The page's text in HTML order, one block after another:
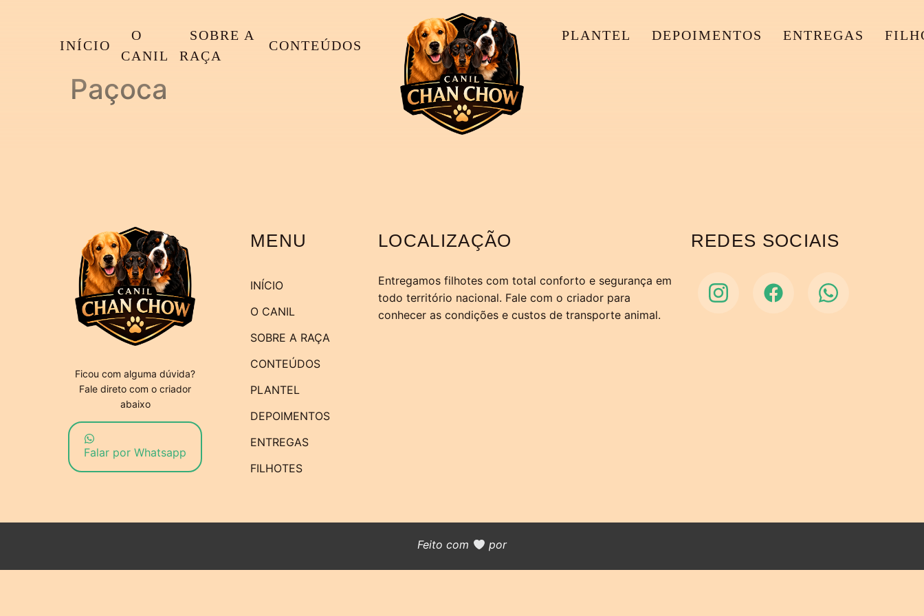
INÍCIO
O
CANIL
SOBRE A
RAÇA
CONTEÚDOS
PLANTEL DEPOIMENTOS ENTREGAS
Paçoca
Ficou com alguma dúvida?
Fale direto com o criador
abaixo
Falar por Whatsapp
MENU
INÍCIO
O CANIL
SOBRE A RAÇA
CONTEÚDOS
PLANTEL
DEPOIMENTOS
ENTREGAS
FILHOTES
LOCALIZAÇÃO
Entregamos filhotes com total conforto e segurança em
todo território nacional. Fale com o criador para
conhecer as condições e custos de transporte animal.
REDES SOCIAIS
Feito com por